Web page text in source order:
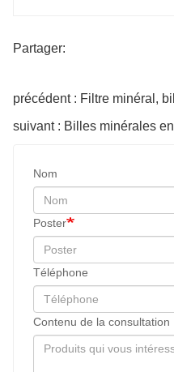
Partager:
Nom
Poster
Téléphone
Contenu de la consultation